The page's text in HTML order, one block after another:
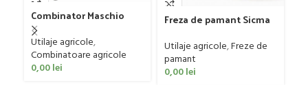
Combinator Maschio
Gaspardo model
Sandokan, 120-190 CP
Utilaje agricole,
Combinatoare agricole
0,00lei
Freza de pamant Sicma
50 CP
Utilaje agricole,Freze de
pamant
0,00lei